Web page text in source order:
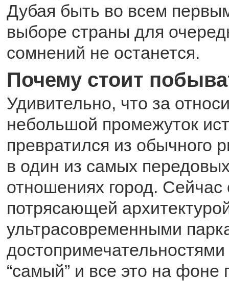
Дубая быть во всем
выборе страны для
сомнений не останется.
Почему стоит
Удивительно, что за
небольшой промежуток
превратился из обычного
в один из самых
отношениях город. Сейчас
потрясающей
ультрасовременными
“самый” и все это на фоне